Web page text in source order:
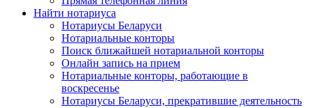
Найти нотариуса
Нотариусы Беларуси
Нотариальные конторы
Поиск ближайшей нотариальной конторы
Онлайн запись на прием
Нотариальные конторы, работающие в
воскресенье
Нотариусы Беларуси, прекратившие деятельность